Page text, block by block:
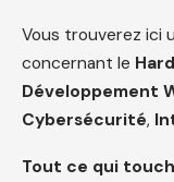
Vous trouverez ici
concernant le
Développement
Cybersécurité,
Tout ce qui